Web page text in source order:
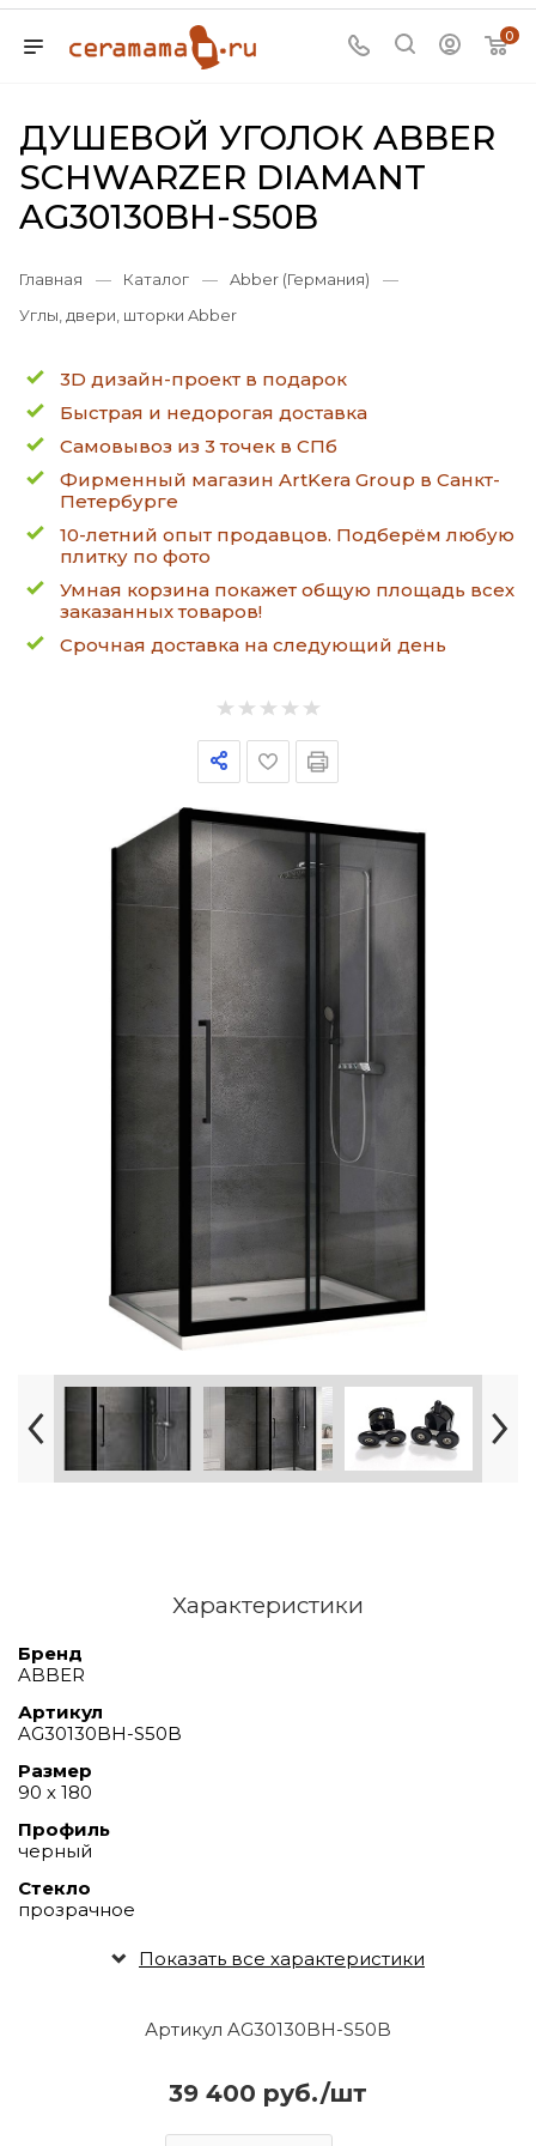
0
ДУШЕВОЙ УГОЛОК ABBER
SCHWARZER DIAMANT
AG30130BH-S50B
Главная — Каталог — Abber (Германия)
—
Углы, двери, шторки Abber
3D дизайн-проект в подарок
Быстрая и недорогая доставка
Самовывоз из 3 точек в СПб
Фирменный магазин ArtKera Group в Санкт-
Петербурге
10-летний опыт продавцов. Подберём любую
плитку по фото
Умная корзина покажет общую площадь всех
заказанных товаров!
Срочная доставка на следующий день
Артикул AG30130BH-S50B
39 400 руб./шт
Характеристики
Бренд
ABBER
Артикул
AG30130BH-S50B
Размер
90 х 180
Профиль
черный
Стекло
прозрачное
Показать все характеристики